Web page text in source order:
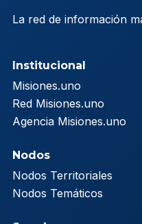
La red de información
Institucional
Misiones.uno
Red Misiones.uno
Agencia Misiones.uno
Nodos
Nodos Territoriales
Nodos Temáticos